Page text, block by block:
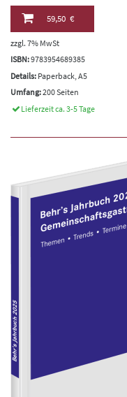
59,50 €
zzgl. 7% MwSt
ISBN:9783954689385
Details: Paperback, A5
Umfang:200 Seiten
Lieferzeit ca. 3-5 Tage